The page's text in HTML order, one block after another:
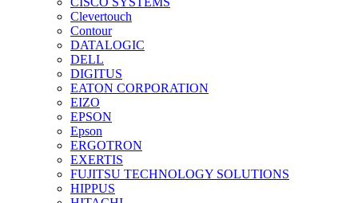
Clevertouch
Contour
DATALOGIC
DELL
DIGITUS
EATON CORPORATION
EIZO
EPSON
Epson
ERGOTRON
EXERTIS
FUJITSU TECHNOLOGY SOLUTIONS
HIPPUS